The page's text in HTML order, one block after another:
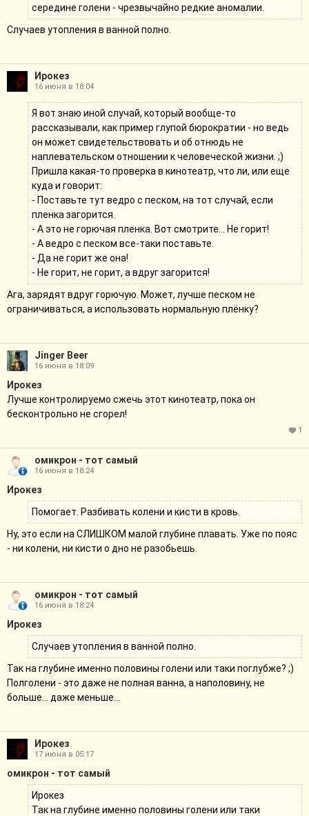
середине голени - чрезвычайно редкие аномалии.
Случаев утопления в ванной полно.
Ирокез
16 июня в 18:04
Я вот знаю иной случай, который вообще-то
рассказывали, как пример глупой бюрократии - но ведь
он может свидетельствовать и об отнюдь не
наплевательском отношении к человеческой жизни. ;)
Пришла какая-то проверка в кинотеатр, что ли, или еще
куда и говорит:
- Поставьте тут ведро с песком, на тот случай, если
пленка загорится.
- А это не горючая пленка. Вот смотрите... Не горит!
- А ведро с песком все-таки поставьте.
- Да не горит же она!
- Не горит, не горит, а вдруг загорится!
Ага, зарядят вдруг горючую. Может, лучше песком не
ограничиваться, а использовать нормальную плёнку?
Jinger Beer
16 июня в 18:09
Ирокез
Лучше контролируемо сжечь этот кинотеатр, пока он
бесконтрольно не сгорел!
1
омикрон - тот самый
16 июня в 18:24
Ирокез
Помогает. Разбивать колени и кисти в кровь.
Ну, это если на СЛИШКОМ малой глубине плавать. Уже по пояс
- ни колени, ни кисти о дно не разобьешь.
омикрон - тот самый
16 июня в 18:24
Ирокез
Случаев утопления в ванной полно.
Так на глубине именно половины голени или таки поглубже? ;)
Полголени - это даже не полная ванна, а наполовину, не
больше... даже меньше...
Ирокез
17 июня в 05:17
омикрон - тот самый
Ирокез
Так на глубине именно половины голени или таки